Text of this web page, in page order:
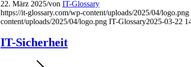
22. März 2025/von IT-Glossary
https://it-glossary.com/wp-content/uploads/2025/04/logo.png
content/uploads/2025/04/logo.png IT-Glossary2025-03-22
IT-Sicherheit